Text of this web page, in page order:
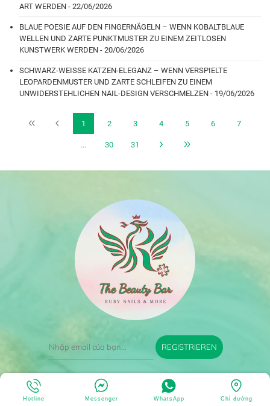
ART WERDEN - 22/06/2026
BLAUE POESIE AUF DEN FINGERNÄGELN – WENN KOBALTBLAUE
WELLEN UND ZARTE PUNKTMUSTER ZU EINEM ZEITLOSEN
KUNSTWERK WERDEN - 20/06/2026
SCHWARZ-WEISSE KATZEN-ELEGANZ – WENN VERSPIELTE
LEOPARDENMUSTER UND ZARTE SCHLEIFEN ZU EINEM
UNWIDERSTEHLICHEN NAIL-DESIGN VERSCHMELZEN - 19/06/2026
1 2 3 4 5 6 7
... 30 31
REGISTRIEREN
ÜBER UNS
Hotline Messenger WhatsApp Chỉ đường